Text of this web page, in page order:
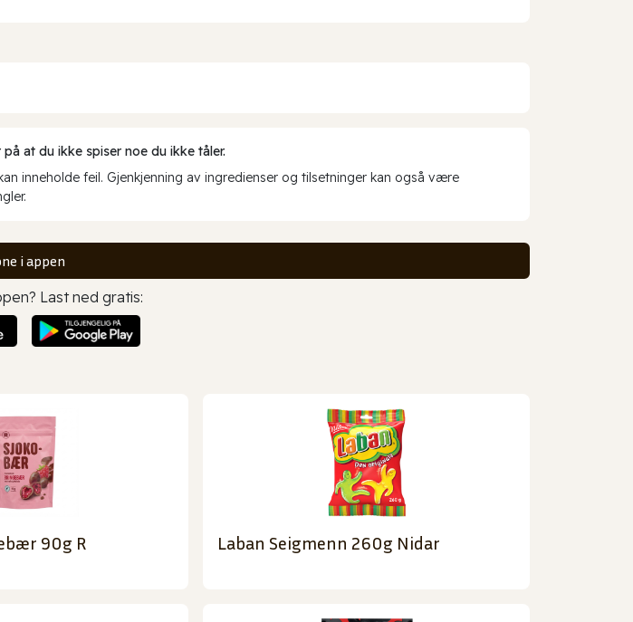
at du ikke spiser noe du ikke tåler.
inneholde feil. Gjenkjenning av ingredienser og tilsetninger kan også være
i appen
Last ned gratis:
90g R Laban Seigmenn 260g Nidar